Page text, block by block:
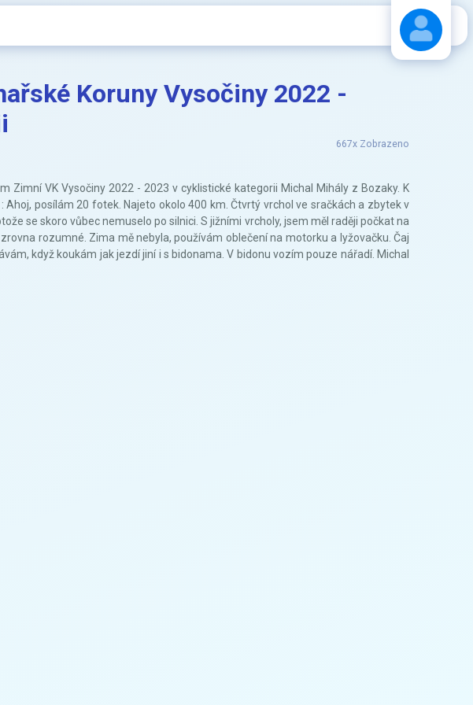
Stáhnout návod
Koruny Vysočiny 2022 -
667x Zobrazeno
Zimní VK Vysočiny 2022 - 2023 v cyklistické kategorii Michal Mihály z Bozaky. K
posílám 20 fotek. Najeto okolo 400 km. Čtvrtý vrchol ve sračkách a zbytek v
se skoro vůbec nemuselo po silnici. S jižními vrcholy, jsem měl raději počkat na
rozumné. Zima mě nebyla, používám oblečení na motorku a lyžovačku. Čaj
když koukám jak jezdí jiní i s bidonama. V bidonu vozím pouze nářadí. Michal